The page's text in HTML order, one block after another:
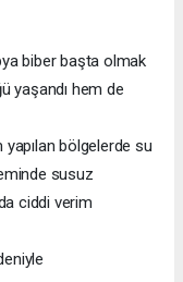
biber başta olmak
yaşandı hem de
yapılan bölgelerde su
susuz
ciddi verim